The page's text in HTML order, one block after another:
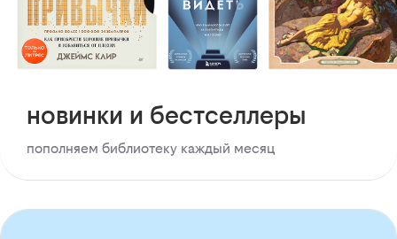
новинки и бестселлеры
пополняем библиотеку каждый месяц